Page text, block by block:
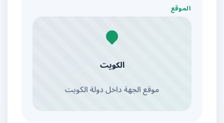
الموقع
الكويت
موقع الجهة داخل دولة الكويت